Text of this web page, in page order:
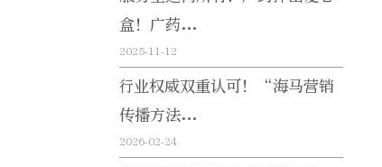
盒！广药...
2025-11-12
行业权威双重认可！“海马营销
传播方法...
2026-02-24